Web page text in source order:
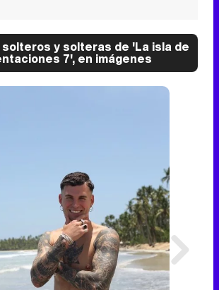
solteros y solteras de 'La isla de
7', en imágenes